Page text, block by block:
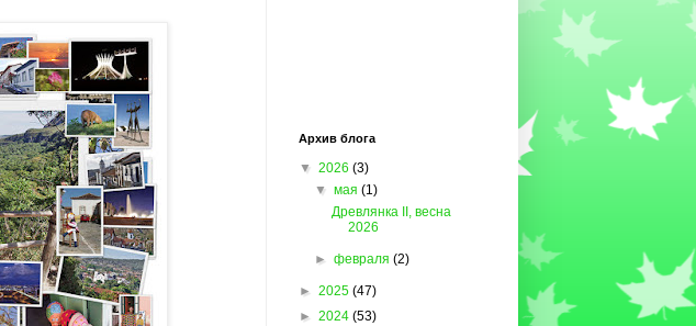
Архив блога
▼ 2026 (3)
▼мая(1)
Древлянка II, весна
2026
►февраля(2)
► 2025 (47)
► 2024 (53)